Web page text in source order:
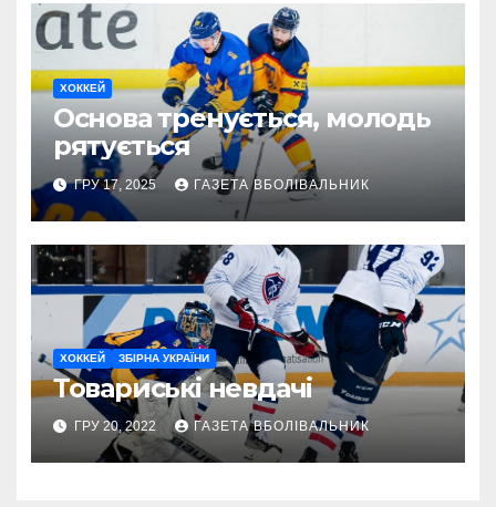
ХОККЕЙ
Основа тренується, молодь
рятується
ГРУ 17, 2025 ГАЗЕТА ВБОЛІВАЛЬНИК
ХОККЕЙ ЗБІРНА УКРАЇНИ
Товариські невдачі
ГРУ 20, 2022 ГАЗЕТА ВБОЛІВАЛЬНИК